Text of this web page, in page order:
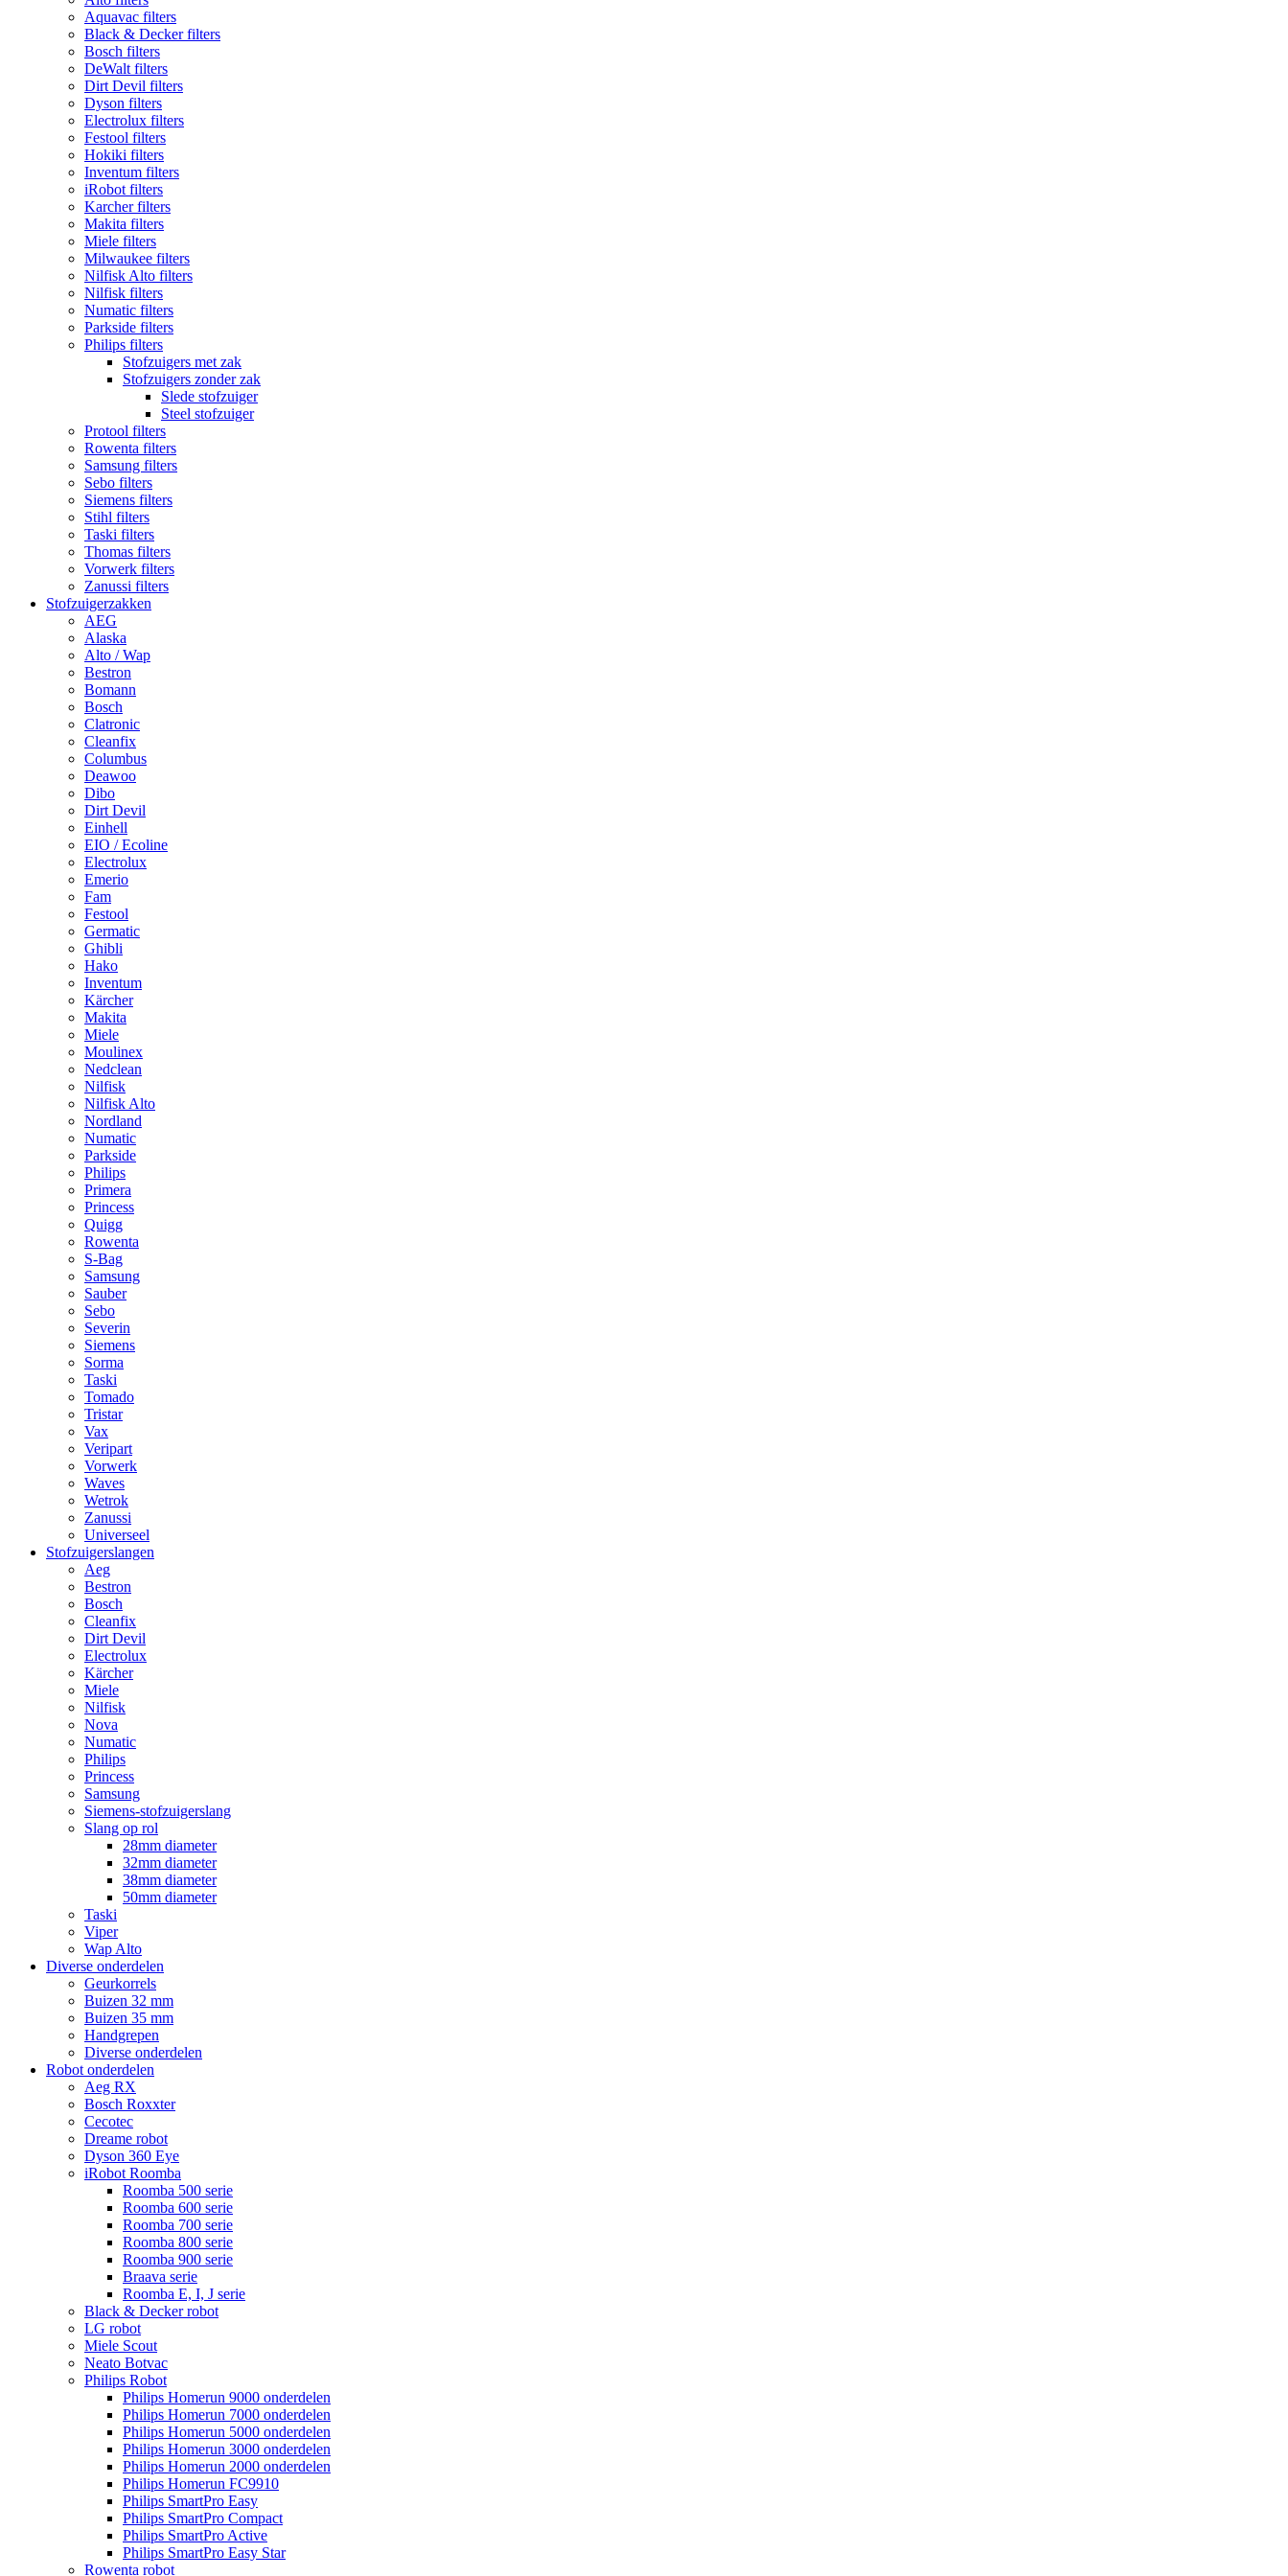
Aquavac filters
Black & Decker filters
Bosch filters
DeWalt filters
Dirt Devil filters
Dyson filters
Electrolux filters
Festool filters
Hokiki filters
Inventum filters
iRobot filters
Karcher filters
Makita filters
Miele filters
Milwaukee filters
Nilfisk Alto filters
Nilfisk filters
Numatic filters
Parkside filters
Philips filters
Stofzuigers met zak
Stofzuigers zonder zak
Slede stofzuiger
Steel stofzuiger
Protool filters
Rowenta filters
Samsung filters
Sebo filters
Siemens filters
Stihl filters
Taski filters
Thomas filters
Vorwerk filters
Zanussi filters
Stofzuigerzakken
AEG
Alaska
Alto / Wap
Bestron
Bomann
Bosch
Clatronic
Cleanfix
Columbus
Deawoo
Dibo
Dirt Devil
Einhell
EIO / Ecoline
Electrolux
Emerio
Fam
Festool
Germatic
Ghibli
Hako
Inventum
Kärcher
Makita
Miele
Moulinex
Nedclean
Nilfisk
Nilfisk Alto
Nordland
Numatic
Parkside
Philips
Primera
Princess
Quigg
Rowenta
S-Bag
Samsung
Sauber
Sebo
Severin
Siemens
Sorma
Taski
Tomado
Tristar
Vax
Veripart
Vorwerk
Waves
Wetrok
Zanussi
Universeel
Stofzuigerslangen
Aeg
Bestron
Bosch
Cleanfix
Dirt Devil
Electrolux
Kärcher
Miele
Nilfisk
Nova
Numatic
Philips
Princess
Samsung
Siemens-stofzuigerslang
Slang op rol
28mm diameter
32mm diameter
38mm diameter
50mm diameter
Taski
Viper
Wap Alto
Diverse onderdelen
Geurkorrels
Buizen 32 mm
Buizen 35 mm
Handgrepen
Diverse onderdelen
Robot onderdelen
Aeg RX
Bosch Roxxter
Cecotec
Dreame robot
Dyson 360 Eye
iRobot Roomba
Roomba 500 serie
Roomba 600 serie
Roomba 700 serie
Roomba 800 serie
Roomba 900 serie
Braava serie
Roomba E, I, J serie
Black & Decker robot
LG robot
Miele Scout
Neato Botvac
Philips Robot
Philips Homerun 9000 onderdelen
Philips Homerun 7000 onderdelen
Philips Homerun 5000 onderdelen
Philips Homerun 3000 onderdelen
Philips Homerun 2000 onderdelen
Philips Homerun FC9910
Philips SmartPro Easy
Philips SmartPro Compact
Philips SmartPro Active
Philips SmartPro Easy Star
Rowenta robot